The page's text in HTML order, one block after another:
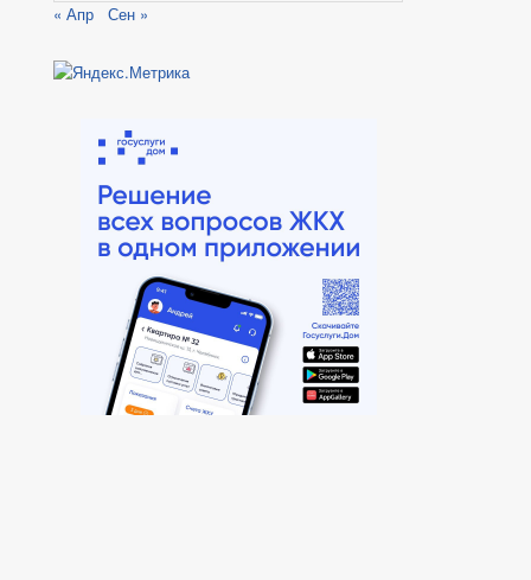
« Апр Сен »